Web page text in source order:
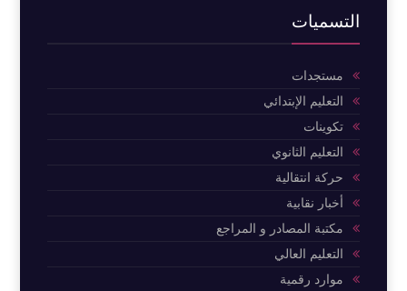
التسميات
مستجدات
التعليم الإبتدائي
تكوينات
التعليم الثانوي
حركة انتقالية
أخبار نقابية
مكتبة المصادر و المراجع
التعليم العالي
موارد رقمية